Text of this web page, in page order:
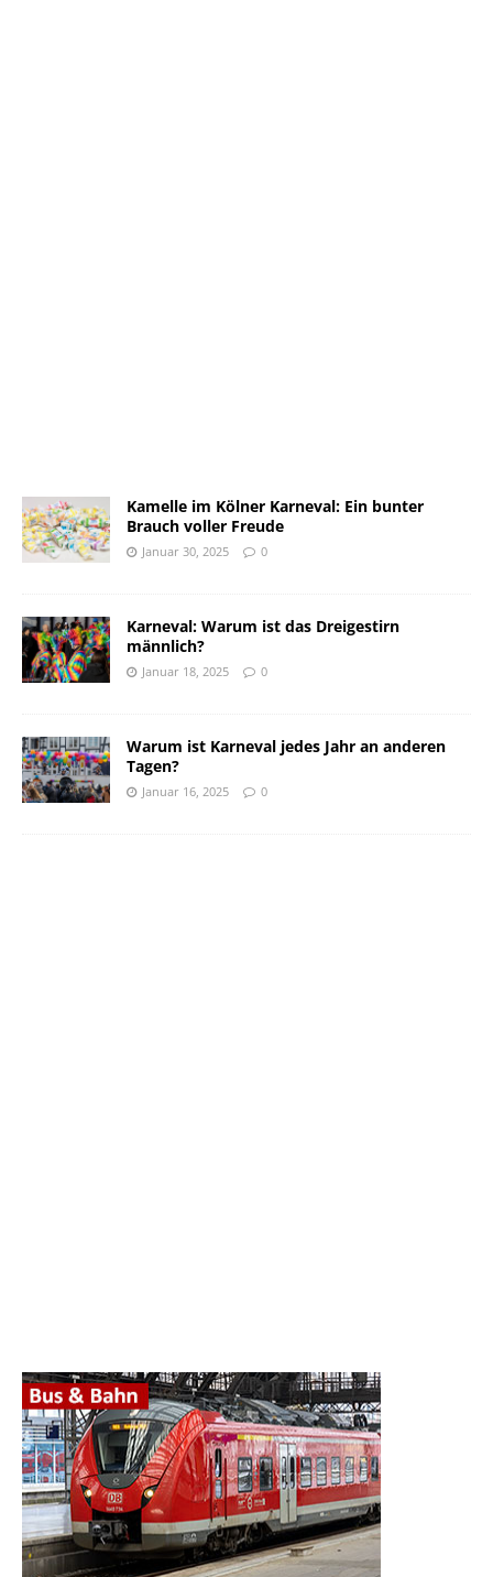
Kamelle im Kölner Karneval: Ein bunter
Brauch voller Freude
Januar 30, 2025 0
Karneval: Warum ist das Dreigestirn
männlich?
Januar 18, 2025 0
Warum ist Karneval jedes Jahr an anderen
Tagen?
Januar 16, 2025 0